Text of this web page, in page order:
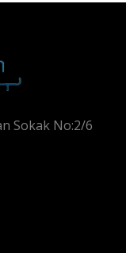
Sokak No:2/6